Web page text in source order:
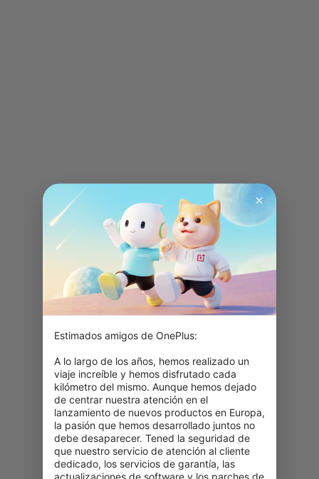
Estimados amigos de OnePlus:
A lo largo de los años, hemos realizado un
viaje increíble y hemos disfrutado cada
kilómetro del mismo. Aunque hemos dejado
de centrar nuestra atención en el
lanzamiento de nuevos productos en Europa,
la pasión que hemos desarrollado juntos no
debe desaparecer. Tened la seguridad de
que nuestro servicio de atención al cliente
dedicado, los servicios de garantía, las
actualizaciones de software y los parches de